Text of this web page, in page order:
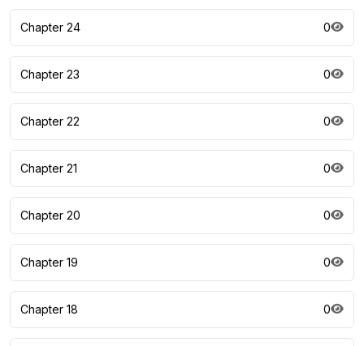
Chapter 24 0
Chapter 23 0
Chapter 22 0
Chapter 21 0
Chapter 20 0
Chapter 19 0
Chapter 18 0